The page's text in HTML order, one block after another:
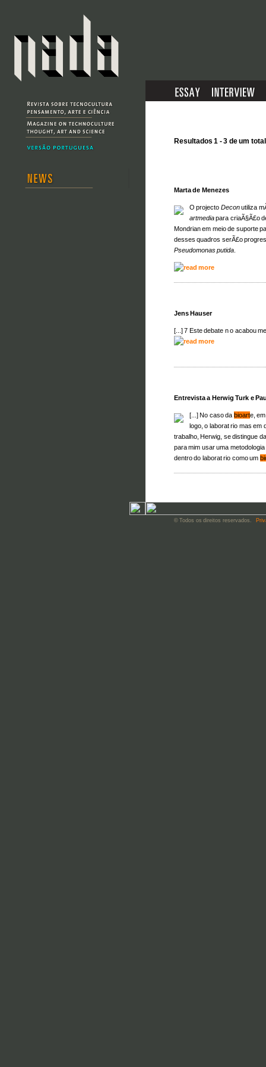
Resultados 1 - 3 de um
Marta de Menezes
O projecto Deconutiliza
artmediapara criaÃ§Ã£o
Mondrian em meio de suporte
desses quadros serÃ£o
Pseudomonas putida
Jens Hauser
[...] 7 Este debate n o acabou
Entrevista a Herwig Turk e
[...] No caso da bioarte,
logo, o laborat rio mas em
trabalho, Herwig, se distingue
para mim usar uma
dentro do laborat rio como um
© Todos os direitos reservados.